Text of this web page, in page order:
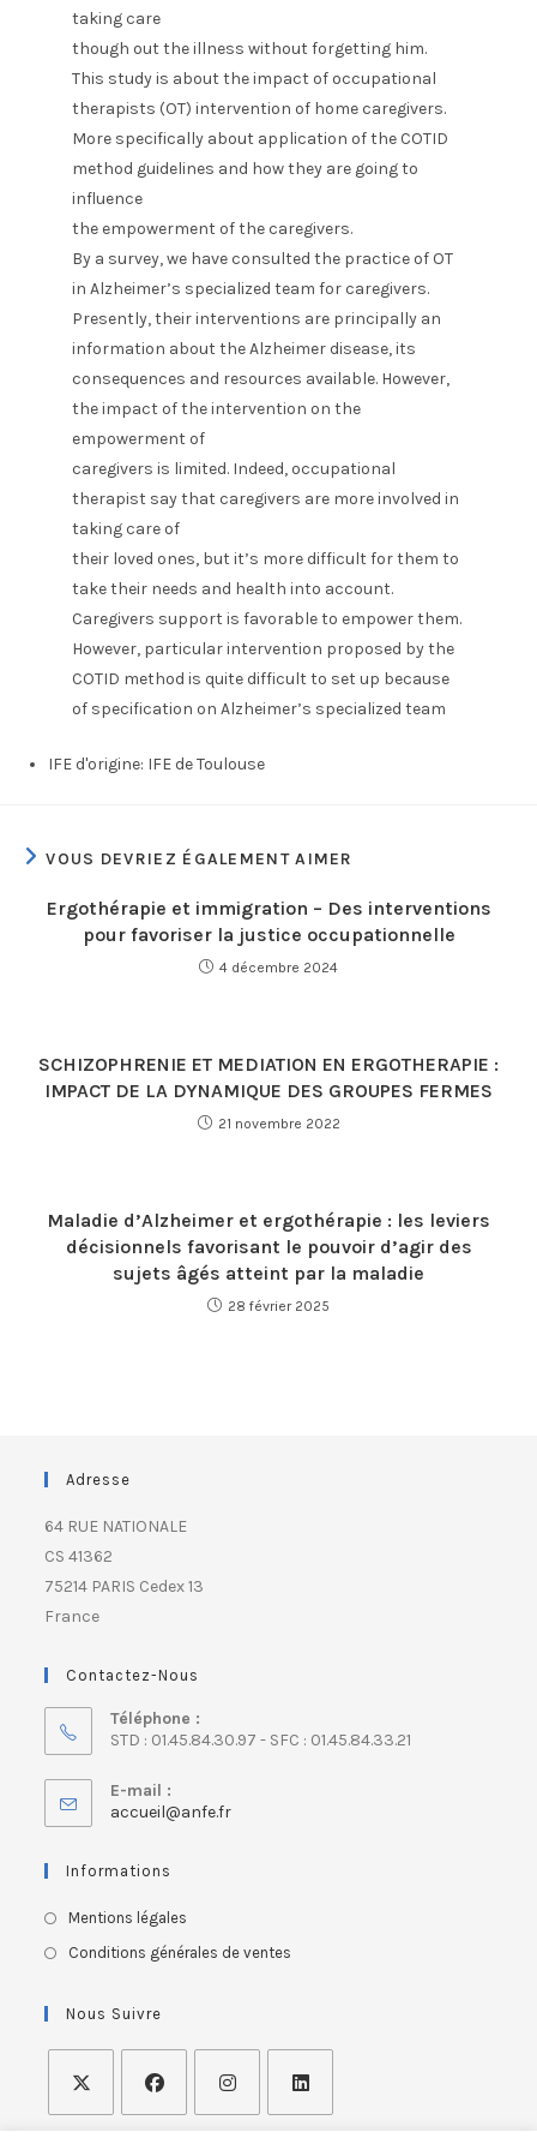
taking care
though out the illness without forgetting him.
This study is about the impact of occupational
therapists (OT) intervention of home caregivers.
More specifically about application of the COTID
method guidelines and how they are going to
influence
the empowerment of the caregivers.
By a survey, we have consulted the practice of OT
in Alzheimer’s specialized team for caregivers.
Presently, their interventions are principally an
information about the Alzheimer disease, its
consequences and resources available. However,
the impact of the intervention on the
empowerment of
caregivers is limited. Indeed, occupational
therapist say that caregivers are more involved in
taking care of
their loved ones, but it’s more difficult for them to
take their needs and health into account.
Caregivers support is favorable to empower them.
However, particular intervention proposed by the
COTID method is quite difficult to set up because
of specification on Alzheimer’s specialized team
IFE d'origine: IFE de Toulouse
VOUS DEVRIEZ ÉGALEMENT AIMER
Ergothérapie et immigration – Des interventions
pour favoriser la justice occupationnelle
4 décembre 2024
SCHIZOPHRENIE ET MEDIATION EN ERGOTHERAPIE :
IMPACT DE LA DYNAMIQUE DES GROUPES FERMES
21 novembre 2022
Maladie d’Alzheimer et ergothérapie : les leviers
décisionnels favorisant le pouvoir d’agir des
sujets âgés atteint par la maladie
28 février 2025
Adresse
64 RUE NATIONALE
CS 41362
75214 PARIS Cedex 13
France
Contactez-Nous
Téléphone :
STD : 01.45.84.30.97 - SFC : 01.45.84.33.21
E-mail :
accueil@anfe.fr
Informations
Mentions légales
Conditions générales de ventes
Nous Suivre